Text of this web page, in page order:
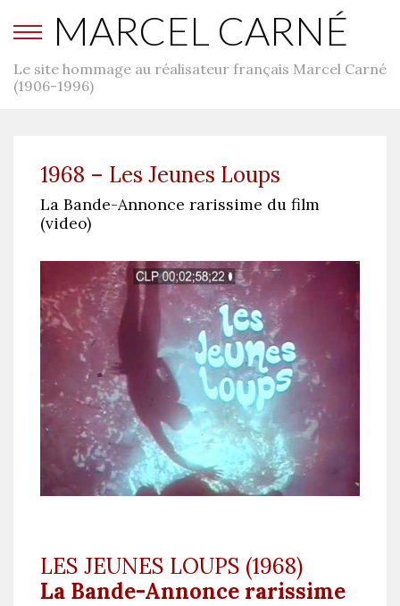
MARCEL CARNÉ
Le site hommage au réalisateur français Marcel Carné
(1906-1996)
1968 – Les Jeunes Loups
La Bande-Annonce rarissime du film
(video)
LES JEUNES LOUPS (1968)
La Bande-Annonce rarissime